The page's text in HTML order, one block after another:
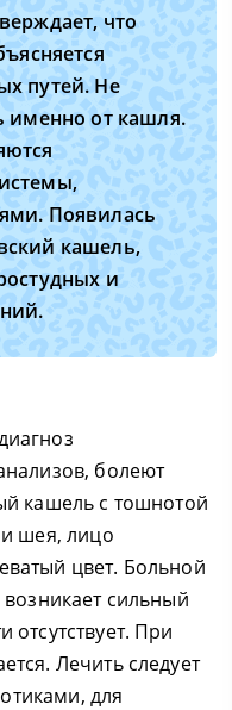
что
путей. Не
именно от кашля.
Появилась
кашель,
и
болеют
кашель с тошнотой
шея, лицо
цвет. Больной
сильный
При
Лечить следует
для